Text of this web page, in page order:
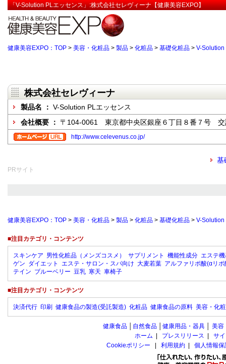
「V-Solution PLエッセンス」:株式会社セレヴィーナ【健康美容EXPO】
健康美容EXPO：TOP > 美容・化粧品 > 製品 > 化粧品 > 基礎化粧品 > V-Solution
株式会社セレヴィーナ
製品名 ： V-Solution PLエッセンス
会社概要 ： 〒104-0061 東京都中央区銀座６丁目８番７号 交
http://www.celevenus.co.jp/
基
PRサイト
健康美容EXPO：TOP > 美容・化粧品 > 製品 > 化粧品 > 基礎化粧品 > V-Solution
■注目カテゴリ・コンテンツ
スキンケア 男性化粧品（メンズコスメ） サプリメント 機能性成分 エステ
ゲン ダイエット エステ・サロン・スパ向け 大麦若葉 アルファリポ酸(αリポ
テイン ブルーベリー 豆乳 寒天 車椅子
■注目カテゴリ・コンテンツ
決済代行 印刷 健康食品の製造(受託製造) 化粧品 健康食品の原料 美容・化
健康食品 自然食品 健康用品・器具 美容
ホーム
プレスリリース
サ
Cookieポリシー
利用規約 個人情報